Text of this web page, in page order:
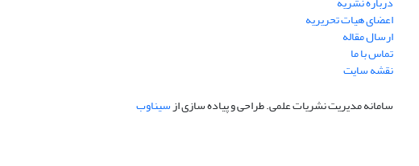
اعضای هیات تحریریه
ارسال مقاله
تماس با ما
نقشه سایت
سامانه مدیریت نشریات علمی.طراحی و پیاده سازی ازسیناوب